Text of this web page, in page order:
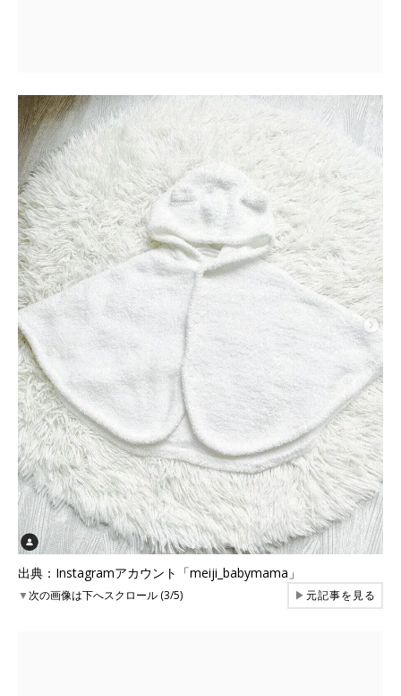
出典：Instagramアカウント「meiji_babymama」
▼次の画像は下へスクロール (3/5) ▶元記事を見る